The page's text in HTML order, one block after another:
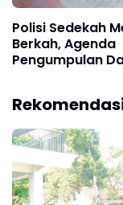
Polisi Sedekah
Berkah, Agenda
Pengumpulan